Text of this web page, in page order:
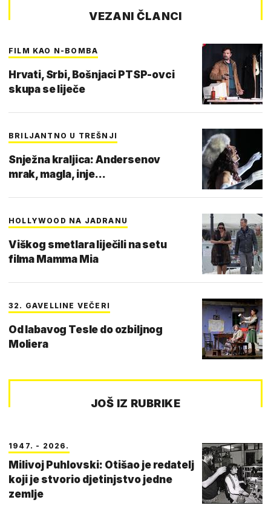
VEZANI ČLANCI
FILM KAO N-BOMBA
Hrvati, Srbi, Bošnjaci PTSP-ovci
skupa se liječe
BRILJANTNO U TREŠNJI
Snježna kraljica: Andersenov
mrak, magla, inje...
HOLLYWOOD NA JADRANU
Viškog smetlara liječili na setu
filma Mamma Mia
32. GAVELLINE VEČERI
Od labavog Tesle do ozbiljnog
Moliera
JOŠ IZ RUBRIKE
1947. - 2026.
Milivoj Puhlovski: Otišao je redatelj
koji je stvorio djetinjstvo jedne
zemlje